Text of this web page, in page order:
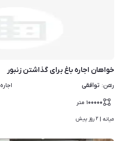
خواهان اجاره باغ برای گذاشتن زنبور
رهن: توافقی اجاره
۱۰۰۰۰۰ متر
میانه | ۲ روز پیش